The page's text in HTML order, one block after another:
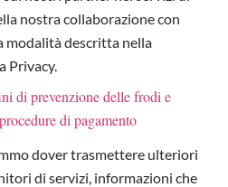
nostra collaborazione con
modalità descritta nella
Privacy.
di prevenzione delle frodi e
di pagamento
dover trasmettere ulteriori
di servizi, informazioni che